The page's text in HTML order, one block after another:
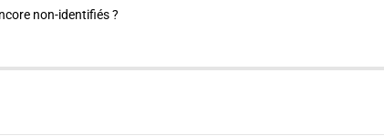
non-identifiés ?